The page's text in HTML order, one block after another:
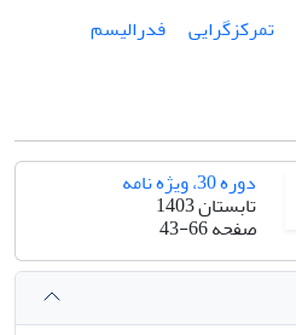
تمرکزگرایی
فدرالیسم
دوره 30، ویژه نامه
تابستان 1403
صفحه43-66